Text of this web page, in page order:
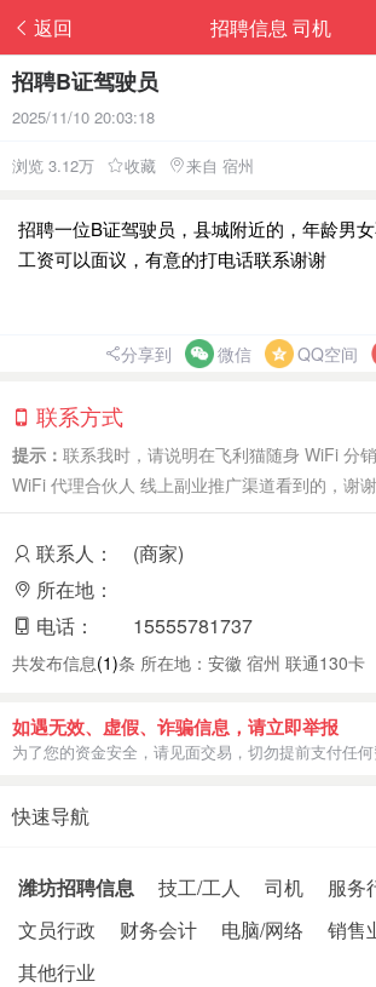
返回 招聘信息 司机
招聘B证驾驶员
2025/11/10 20:03:18
浏览 3.12万 收藏 来自 宿州
招聘一位B证驾驶员，县城附近的，年龄男
工资可以面议，有意的打电话联系谢谢
分享到 微信 QQ空间
联系方式
提示： 联系我时，请说明在飞利猫随身 WiFi 分
WiFi 代理合伙人 线上副业推广渠道看到的，谢谢
联系人：
(商家)
所在地：
电话：
15555781737
共发布信息(1)条 所在地：安徽 宿州 联通130卡
如遇无效、虚假、诈骗信息，请立即举报
为了您的资金安全，请见面交易，切勿提前支付任
快速导航
潍坊招聘信息 技工/工人 司机
服务
文员行政
财务会计 电脑/网络
销售
其他行业